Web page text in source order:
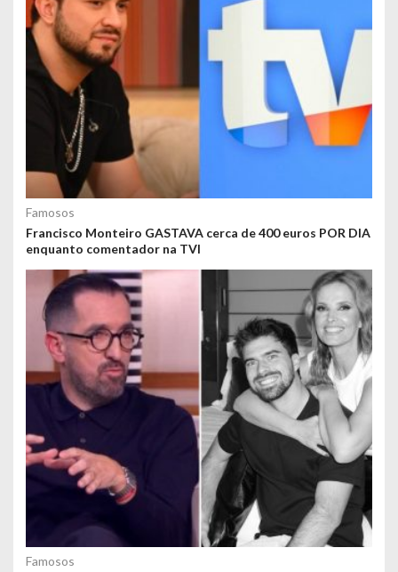
Famosos
Francisco Monteiro GASTAVA cerca de 400 euros POR DIA
enquanto comentador na TVI
Famosos